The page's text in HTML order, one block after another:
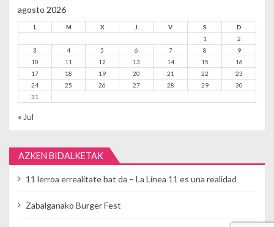
agosto 2026
L M X J V S
D
1
2
3
4 5 6 7 8
9
10
11 12 13 14 15
16
17
18 19 20 21 22
23
24
25 26 27 28 29
30
31
« Jul
AZKEN BIDALKETAK
11 lerroa errealitate bat da – La Línea 11 es una realidad
Zabalganako Burger Fest